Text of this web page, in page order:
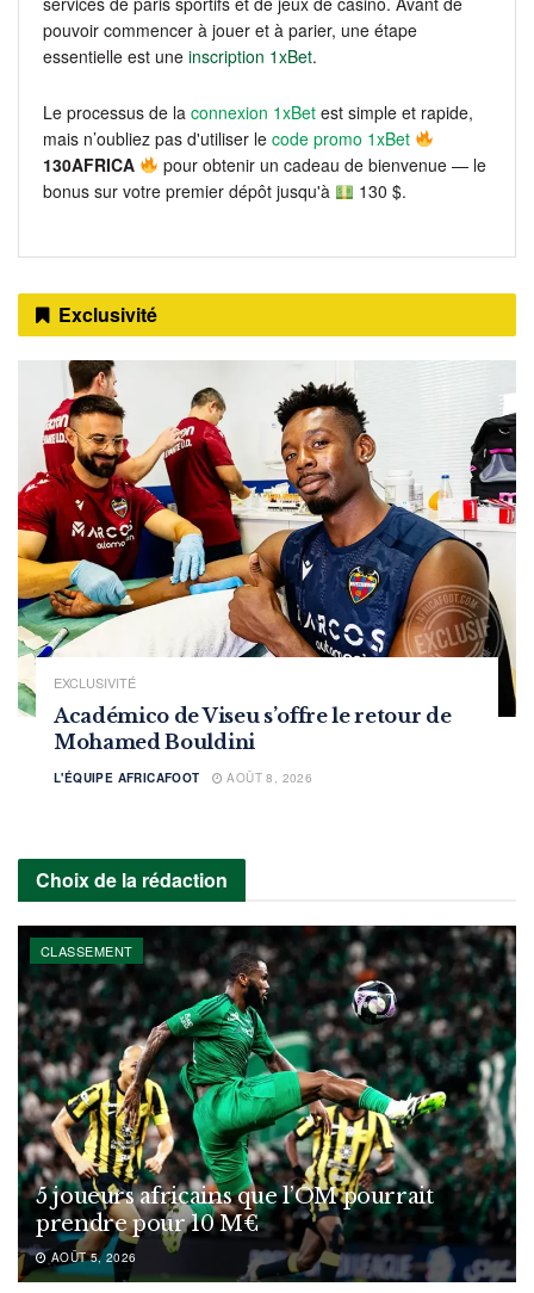
pouvoir commencer à jouer et à parier, une étape
essentielle est une inscription 1xBet.
Le processus de la connexion 1xBet est simple et rapide,
mais n’oubliez pas d'utiliser le code promo 1xBet
130AFRICA
pour obtenir un cadeau de bienvenue — le
bonus sur votre premier dépôt jusqu'à
130 $.
Exclusivité
EXCLUSIVITÉ
Académico de Viseu s’offre le retour de
Mohamed Bouldini
L'ÉQUIPE AFRICAFOOT AOÛT 8, 2026
Choix de la rédaction
CLASSEMENT
5 joueurs africains que l’OM pourrait
prendre pour 10 M€
AOÛT 5, 2026